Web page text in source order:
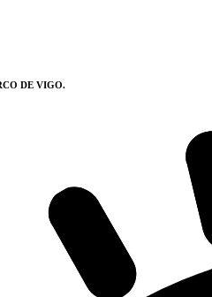
DE VIGO.